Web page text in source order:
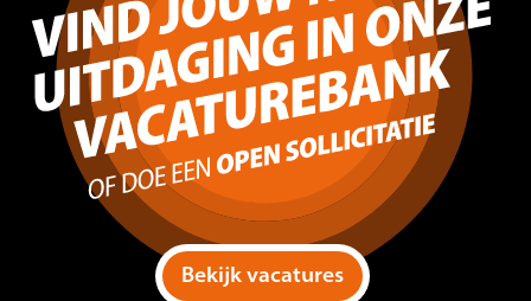
Bekijk vacatures